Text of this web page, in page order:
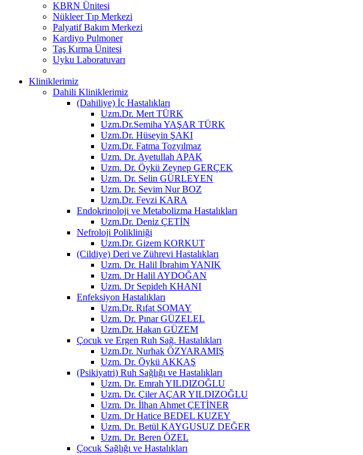
KBRN Ünitesi
Nükleer Tıp Merkezi
Palyatif Bakım Merkezi
Kardiyo Pulmoner
Taş Kırma Ünitesi
Uyku Laboratuvarı
Kliniklerimiz
Dahili Kliniklerimiz
(Dahiliye) İç Hastalıkları
Uzm.Dr. Mert TÜRK
Uzm.Dr.Semiha YAŞAR TÜRK
Uzm.Dr. Hüseyin ŞAKI
Uzm.Dr. Fatma Tozyılmaz
Uzm. Dr. Ayetullah APAK
Uzm. Dr. Öykü Zeynep GERÇEK
Uzm. Dr. Selin GÜRLEYEN
Uzm. Dr. Sevim Nur BOZ
Uzm.Dr. Fevzi KARA
Endokrinoloji ve Metabolizma Hastalıkları
Uzm.Dr. Deniz ÇETİN
Nefroloji Polikliniği
Uzm.Dr. Gizem KORKUT
(Cildiye) Deri ve Zührevi Hastalıkları
Uzm. Dr. Halil İbrahim YANIK
Uzm. Dr Halil AYDOĞAN
Uzm. Dr Sepideh KHANI
Enfeksiyon Hastalıkları
Uzm.Dr. Rıfat SOMAY
Uzm. Dr. Pınar GÜZELEL
Uzm.Dr. Hakan GÜZEM
Çocuk ve Ergen Ruh Sağ. Hastalıkları
Uzm.Dr. Nurhak ÖZYARAMIŞ
Uzm. Dr. Öykü AKKAŞ
(Psikiyatri) Ruh Sağlığı ve Hastalıkları
Uzm. Dr. Emrah YILDIZOĞLU
Uzm. Dr. Çiler AÇAR YILDIZOĞLU
Uzm. Dr. İlhan Ahmet ÇETİNER
Uzm. Dr Hatice BEDEL KUZEY
Uzm. Dr. Betül KAYGUSUZ DEĞER
Uzm. Dr. Beren ÖZEL
Çocuk Sağlığı ve Hastalıkları